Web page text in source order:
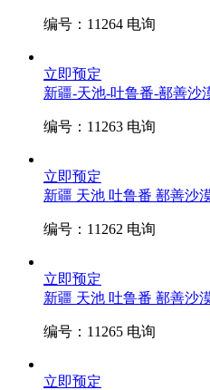
编号：11264 电询
立即预定
新疆-天池-吐鲁番-鄯善沙
编号：11263 电询
立即预定
新疆 天池 吐鲁番 鄯善沙
编号：11262 电询
立即预定
新疆 天池 吐鲁番 鄯善沙
编号：11265 电询
立即预定